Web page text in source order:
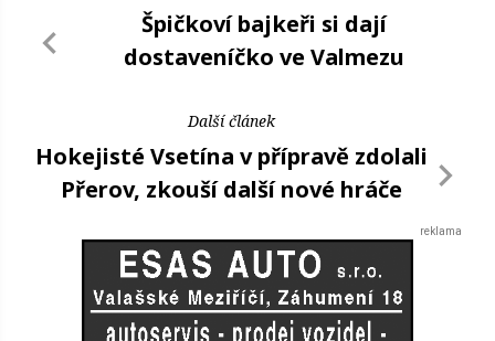
Špičkoví bajkeři si dají
dostaveníčko ve Valmezu
Další článek
Hokejisté Vsetína v přípravě zdolali
Přerov, zkouší další nové hráče